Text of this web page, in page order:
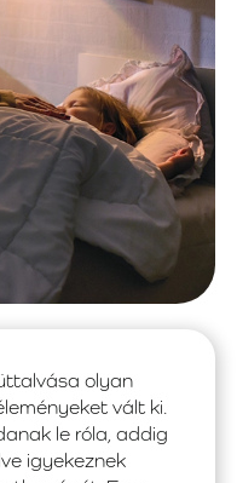
olyan
vált ki.
le róla, addig
igyekeznek